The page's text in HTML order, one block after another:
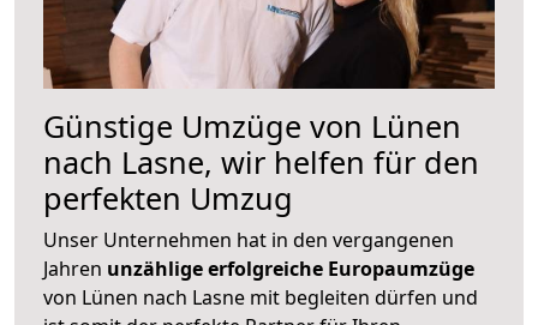
Günstige Umzüge von Lünen
nach Lasne, wir helfen für den
perfekten Umzug
Unser Unternehmen hat in den vergangenen
Jahren unzählige erfolgreiche Europaumzüge
von Lünen nach Lasne mit begleiten dürfen und